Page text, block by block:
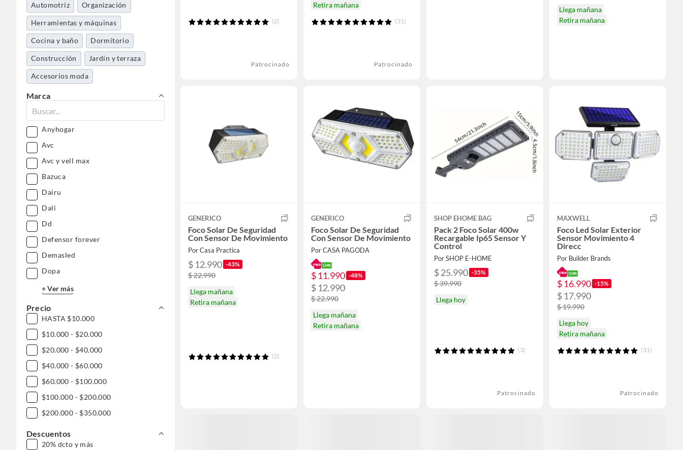
Automotriz Organización
Herramientas y máquinas
Cocina y baño Dormitorio
Construcción Jardín y terraza
Accesorios moda
Marca
Anyhogar
Avc
Avc y vell max
Bazuca
Dairu
Dali
Dd
Defensor forever
Demasled
Dopa
+ Ver más
Precio
HASTA $10.000
$10.000 - $20.000
$20.000 - $40.000
$40.000 - $60.000
$60.000 - $100.000
$100.000 - $200.000
$200.000 - $350.000
Descuentos
20% dcto y más
(2)
Patrocinado
Retira mañana
(31)
Patrocinado
Llega mañana
Retira mañana
GENERICO
Foco Solar De Seguridad
Con Sensor De Movimiento
Por Casa Practica
$ 12.990 -43%
$ 22.990
Llega mañana
Retira mañana
(2)
GENERICO
Foco Solar De Seguridad
Con Sensor De Movimiento
Por CASA PAGODA
$ 11.990 -48%
$ 12.990
$ 22.990
Llega mañana
Retira mañana
SHOP EHOME BAG
Pack 2 Foco Solar 400w
Recargable Ip65 Sensor Y
Control
Por SHOP E-HOME
$ 25.990 -35%
$ 39.990
Llega hoy
(3)
Patrocinado
MAXWELL
Foco Led Solar Exterior
Sensor Movimiento 4
Direcc
Por Builder Brands
$ 16.990 -15%
$ 17.990
$ 19.990
Llega hoy
Retira mañana
(31)
Patrocinado